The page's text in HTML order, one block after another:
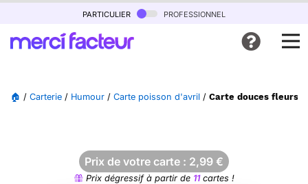
particulier professionnel
🏠 / Carterie / Humour / Carte poisson d'avril / Carte douces fleurs
Prix de votre carte : 2,99 €
Prix dégressif à partir de 11cartes !